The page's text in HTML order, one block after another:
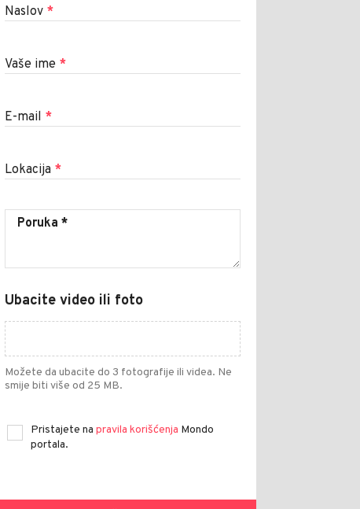
Naslov *
Vaše ime *
E-mail *
Lokacija *
Ubacite video ili foto
Možete da ubacite do 3 fotografije ili videa. Ne
smije biti više od 25 MB.
Pristajete na pravila korišćenja Mondo
portala.